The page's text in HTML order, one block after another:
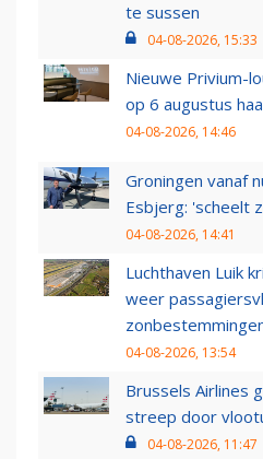
te sussen
04-08-2026, 15:33
Nieuwe Privium-
op 6 augustus
04-08-2026, 14:46
Groningen vanaf
Esbjerg: 'scheelt
04-08-2026, 14:41
Luchthaven Luik
weer
04-08-2026, 13:54
Brussels Airlines
streep door
04-08-2026, 11:47